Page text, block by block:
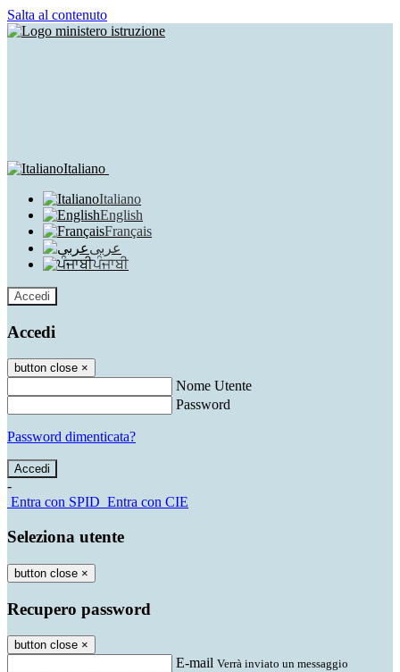
Salta al contenuto
Italiano
Italiano
English
Français
عربى
ਪੰਜਾਬੀ
Accedi
Accedi
button close ×
Nome Utente
Password
Password dimenticata?
-
Entra con SPID Entra con CIE
Seleziona utente
button close ×
Recupero password
button close ×
E-mail Verrà inviato un messaggio